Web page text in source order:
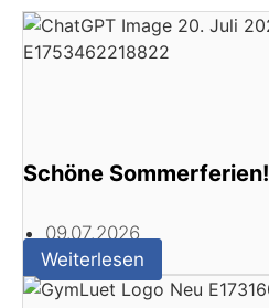
Schöne Sommerferien!
09.07.2026
Weiterlesen